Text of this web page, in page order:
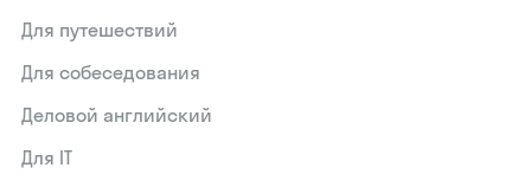
Для путешествий
Для собеседования
Деловой английский
Для IT